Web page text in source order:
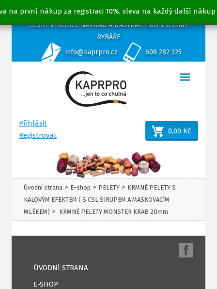
na první nákup za registraci 10%, sleva na každý další nákup
ČESKÝ VÝROBCE NÁVNAD A NÁSTRAH PRO VŠECHNY
RYBÁŘE
info@kaprpro.cz
608 282 225
Přihlásit
Registrovat
0,00 Kč
Úvodní strana > E-shop > PELETY > KRMNÉ PELETY S
KALOVÝM EFEKTEM ( S CSL SIRUPEM A MASKOVACÍM
MLÉKEM) > KRMNÉ PELETY MONSTER KRAB 20mm
ÚVODNÍ STRANA
E-SHOP